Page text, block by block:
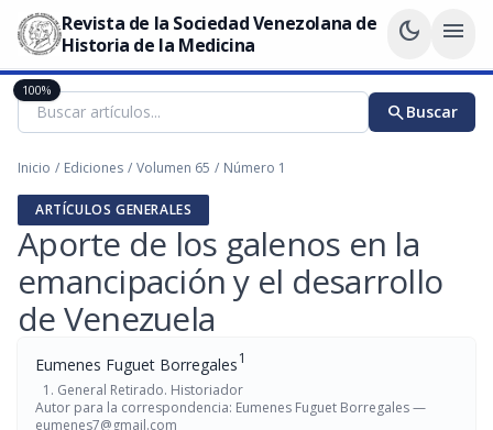
Revista de la Sociedad Venezolana de
Historia de la Medicina
dark_mode menu
searchBuscar
Inicio / Ediciones / Volumen 65 / Número 1
ARTÍCULOS GENERALES
Aporte de los galenos en la
emancipación y el desarrollo
de Venezuela
Eumenes Fuguet Borregales1
General Retirado. Historiador
Autor para la correspondencia: Eumenes Fuguet Borregales —
eumenes7@gmail.com
100%